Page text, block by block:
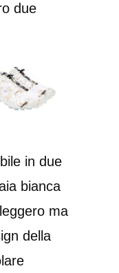
due
in due
bianca
ma
della